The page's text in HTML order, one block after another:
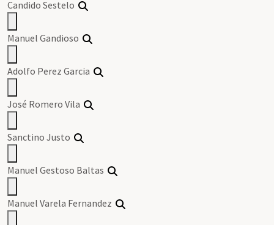
Candido Sestelo
Manuel Gandioso
Adolfo Perez Garcia
José Romero Vila
Sanctino Justo
Manuel Gestoso Baltas
Manuel Varela Fernandez